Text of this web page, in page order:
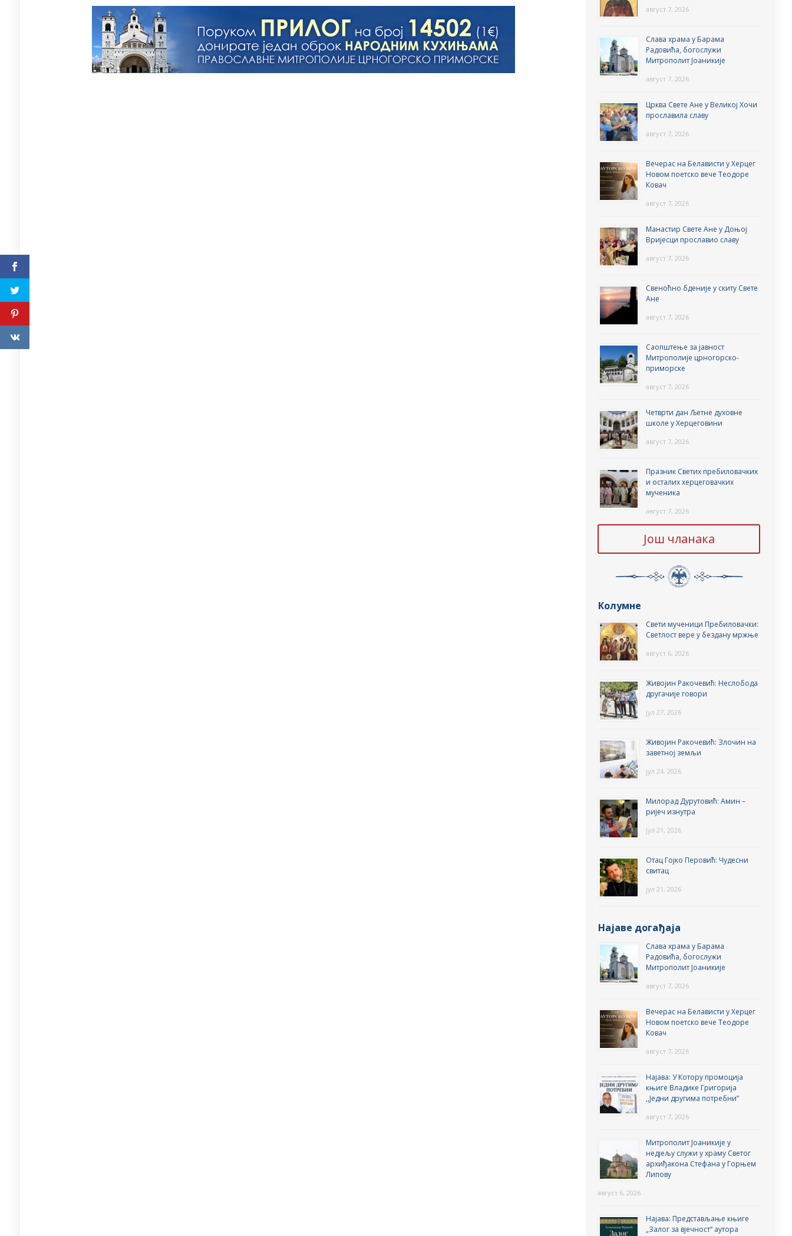
август 7, 2026
Слава храма у Барама
Радовића, богослужи
Митрополит Јоаникије
август 7, 2026
Црква Свете Ане у Великој Хочи
прославила славу
август 7, 2026
Вечерас на Белависти у Херцег
Новом поетско вече Теодоре
Ковач
август 7, 2026
Манастир Свете Ане у Доњој
Вријесци прославио славу
август 7, 2026
Свеноћно бденије у скиту Свете
Ане
август 7, 2026
Саопштење за јавност
Митрополије црногорско-
приморске
август 7, 2026
Четврти дан Љетне духовне
школе у Херцеговини
август 7, 2026
Празник Светих пребиловачких
и осталих херцеговачких
мученика
август 7, 2026
Још чланака
Колумне
Свети мученици Пребиловачки:
Светлост вере у бездану мржње
август 6, 2026
Живојин Ракочевић: Неслобода
другачије говори
јул 27, 2026
Живојин Ракочевић: Злочин на
заветној земљи
јул 24, 2026
Милорад Дурутовић: Амин –
ријеч изнутра
јул 21, 2026
Отац Гојко Перовић: Чудесни
свитац
јул 21, 2026
Најаве догађаја
Слава храма у Барама
Радовића, богослужи
Митрополит Јоаникије
август 7, 2026
Вечерас на Белависти у Херцег
Новом поетско вече Теодоре
Ковач
август 7, 2026
Најава: У Котору промоција
књиге Владике Григорија
,,Једни другима потребни”
август 7, 2026
Митрополит Јоаникије у
недјељу служи у храму Светог
архиђакона Стефана у Горњем
Липову
август 6, 2026
Најава: Представљање књиге
„Залог за вјечност“ аутора